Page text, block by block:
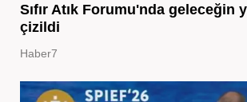
Sıfır Atık Forumu'nda geleceğin
çizildi
Haber7